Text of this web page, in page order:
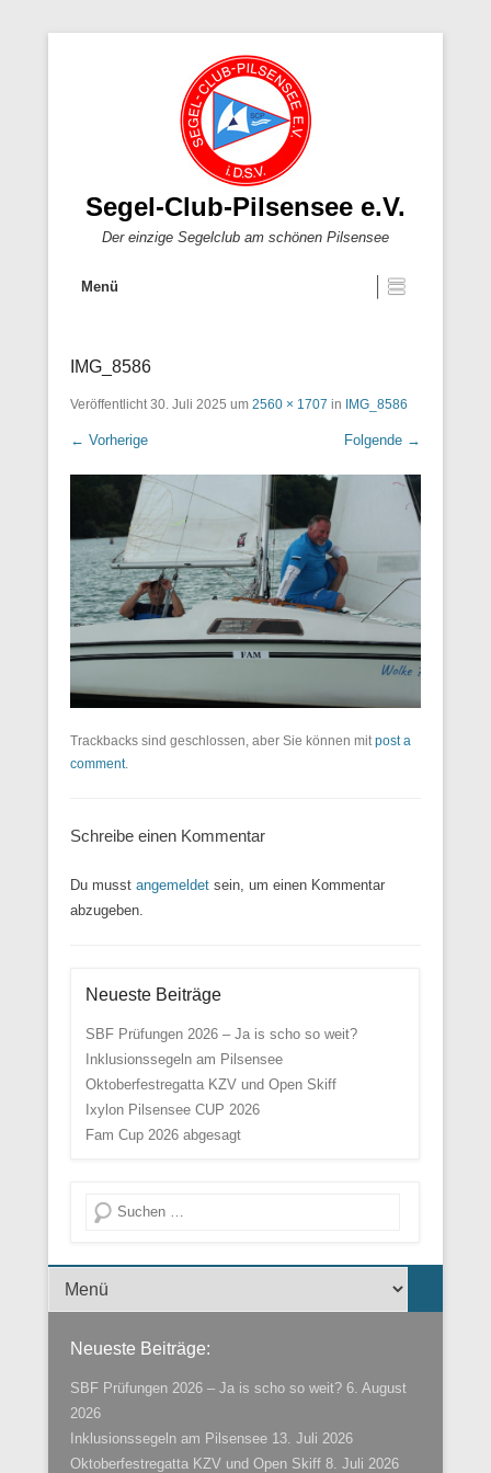
Segel-Club-Pilsensee e.V.
Der einzige Segelclub am schönen Pilsensee
Menü
IMG_8586
Veröffentlicht30. Juli 2025 um 2560 × 1707 in IMG_8586
← Vorherige Folgende →
Trackbacks sind geschlossen, aber Sie können mitpost a
comment.
Schreibe einen Kommentar
Du musst angemeldet sein, um einen Kommentar
abzugeben.
Neueste Beiträge
SBF Prüfungen 2026 – Ja is scho so weit?
Inklusionssegeln am Pilsensee
Oktoberfestregatta KZV und Open Skiff
Ixylon Pilsensee CUP 2026
Fam Cup 2026 abgesagt
Suche
Menü der Fußzeile
Neueste Beiträge:
SBF Prüfungen 2026 – Ja is scho so weit? 6. August
2026
Inklusionssegeln am Pilsensee 13. Juli 2026
Oktoberfestregatta KZV und Open Skiff 8. Juli 2026